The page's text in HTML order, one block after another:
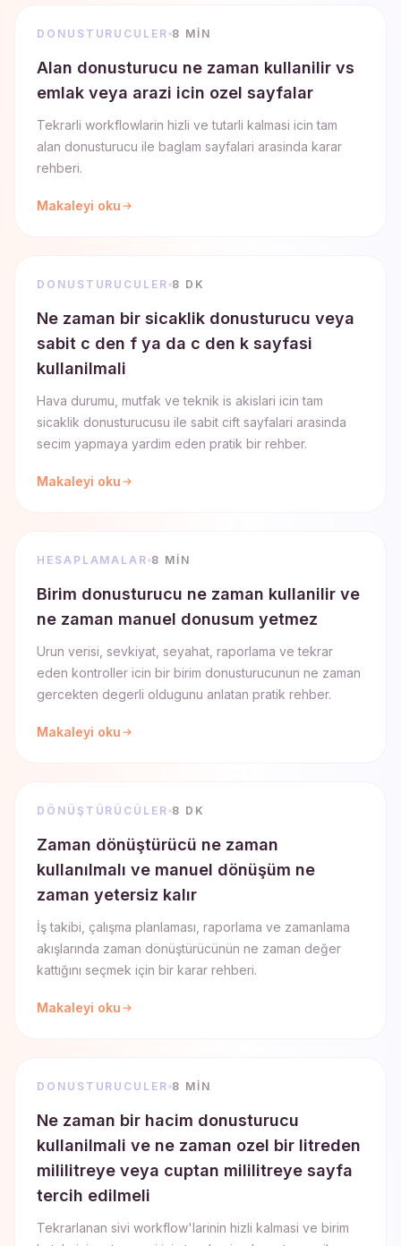
DONUSTURUCULER 8 MIN
Alan donusturucu ne zaman kullanilir vs
emlak veya arazi icin ozel sayfalar
Tekrarli workflowlarin hizli ve tutarli kalmasi icin tam
alan donusturucu ile baglam sayfalari arasinda karar
rehberi.
Makaleyi oku
DONUSTURUCULER 8 DK
Ne zaman bir sicaklik donusturucu veya
sabit c den f ya da c den k sayfasi
kullanilmali
Hava durumu, mutfak ve teknik is akislari icin tam
sicaklik donusturucusu ile sabit cift sayfalari arasinda
secim yapmaya yardim eden pratik bir rehber.
Makaleyi oku
HESAPLAMALAR 8 MIN
Birim donusturucu ne zaman kullanilir ve
ne zaman manuel donusum yetmez
Urun verisi, sevkiyat, seyahat, raporlama ve tekrar
eden kontroller icin bir birim donusturucunun ne zaman
gercekten degerli oldugunu anlatan pratik rehber.
Makaleyi oku
DÖNÜŞTÜRÜCÜLER 8 DK
Zaman dönüştürücü ne zaman
kullanılmalı ve manuel dönüşüm ne
zaman yetersiz kalır
İş takibi, çalışma planlaması, raporlama ve zamanlama
akışlarında zaman dönüştürücünün ne zaman değer
kattığını seçmek için bir karar rehberi.
Makaleyi oku
DONUSTURUCULER 8 MIN
Ne zaman bir hacim donusturucu
kullanilmali ve ne zaman ozel bir litreden
mililitreye veya cuptan mililitreye sayfa
tercih edilmeli
Tekrarlanan sivi workflow'larinin hizli kalmasi ve birim